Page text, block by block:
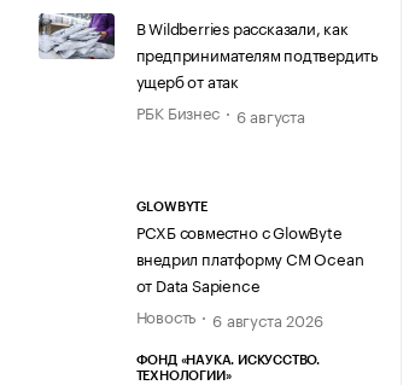
В Wildberries рассказали, как
предпринимателям подтвердить
ущерб от атак
РБК Бизнес
6 августа
GLOWBYTE
РСХБ совместно с GlowByte
внедрил платформу CM Ocean
от Data Sapience
Новость
6 августа 2026
ФОНД «НАУКА. ИСКУССТВО.
ТЕХНОЛОГИИ»